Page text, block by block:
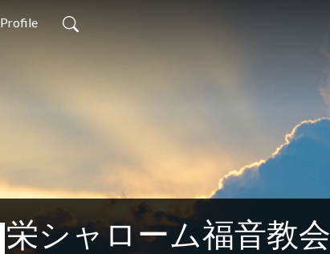
Profile
栄シャローム福音教会